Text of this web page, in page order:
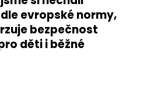
dle evropské normy,
bezpečnost
děti i běžné